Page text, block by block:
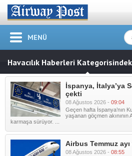
MENÜ
Havacılık Haberleri
İspanya, İtalya’ya
çekti
08 Ağustos 2026 - 09:04
Geçen hafta İspanya’nın
yaşanan göçmen akınının
karmaşa sürüyor. ...
Airbus Temmuz
08 Ağustos 2026 - 08:55